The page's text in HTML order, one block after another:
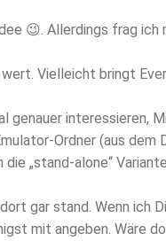
😉. Allerdings frag ich
Vielleicht bringt
genauer interessieren,
Ordner (aus dem
„stand-alone“
gar stand. Wenn ich
mit angeben. Wäre